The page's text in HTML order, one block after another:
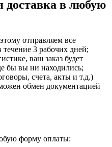
доставка в любую
отправляем все
3 рабочих дней;
ваш заказ будет
бы вы ни находились;
счета, акты и т.д.)
обмен документацией
форму оплаты: